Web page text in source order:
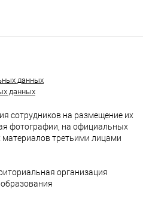
данных
данных
сотрудников на размещение их
фотографии, на официальных
материалов третьими лицами
организация